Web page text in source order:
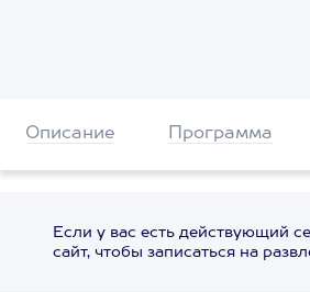
Описание Программа
Если у вас есть действующий
сайт, чтобы записаться на